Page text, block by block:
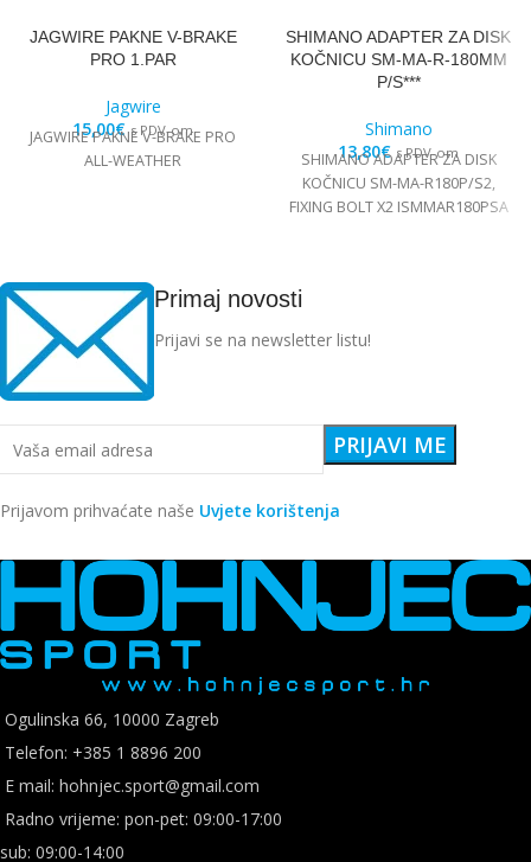
JAGWIRE PAKNE V-BRAKE
PRO 1.PAR
Jagwire
15,00€ s PDV-om
JAGWIRE PAKNE V-BRAKE PRO
ALL-WEATHER
SHIMANO ADAPTER ZA DISK
KOČNICU SM-MA-R-180MM
P/S***
Shimano
13,80€ s PDV-om
SHIMANO ADAPTER ZA DISK
KOČNICU SM-MA-R180P/S2,
FIXING BOLT X2 ISMMAR180PSA
Primaj novosti
Prijavi se na newsletter listu!
Prijavom prihvaćate naše Uvjete korištenja
Ogulinska 66, 10000 Zagreb
Telefon: +385 1 8896 200
E mail: hohnjec.sport@gmail.com
Radno vrijeme: pon-pet: 09:00-17:00
sub: 09:00-14:00